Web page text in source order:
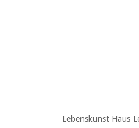
Lebenskunst Haus